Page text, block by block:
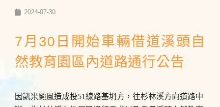
2024-07-30
7月30日開始車輛借道溪頭自
然教育園區內道路通行公告
因凱米颱風造成投51線路基坍方，往杉林溪方向道路中